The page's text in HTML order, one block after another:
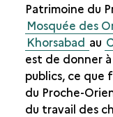
Patrimoine du
Mosquée des
Khorsabad au
est de donner
publics, ce que
du Proche-
du travail des